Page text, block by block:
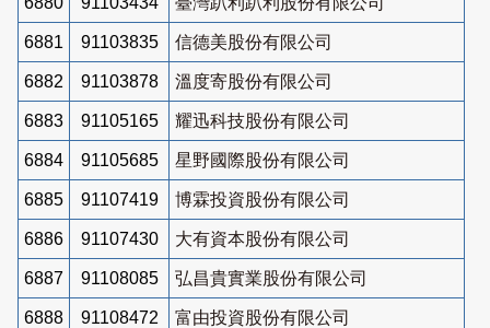
6881 91103835 信德美股份有限公司
6882 91103878 溫度寄股份有限公司
6883 91105165 耀迅科技股份有限公司
6884 91105685 星野國際股份有限公司
6885 91107419 博霖投資股份有限公司
6886 91107430 大有資本股份有限公司
6887 91108085 弘昌貴實業股份有限公司
6888 91108472 富由投資股份有限公司